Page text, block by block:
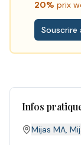
20% prix
Souscrire
Infos
Mijas MA,